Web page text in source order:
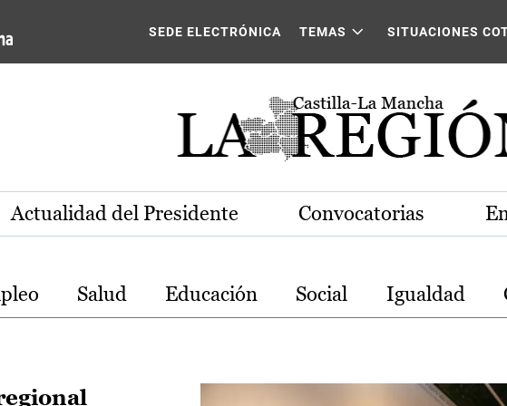
de Castilla-La Mancha
SEDE ELECTRÓNICA TEMAS SITUACIONES
Actualidad del Presidente Convocatorias
Salud Educación Social Igualdad